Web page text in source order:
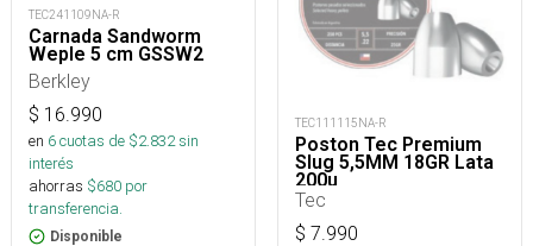
TEC241109NA-R
Carnada Sandworm
Weple 5 cm GSSW2
Berkley
$ 16.990
en 6cuotas de $2.832sin
interés
ahorras $680 por
transferencia.
Disponible
TEC111115NA-R
Poston Tec Premium
Slug 5,5MM 18GR Lata
200u
Tec
$ 7.990